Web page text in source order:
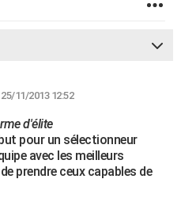
11/2013 12:52
d'élite
pour un sélectionneur
avec les meilleurs
prendre ceux capables de